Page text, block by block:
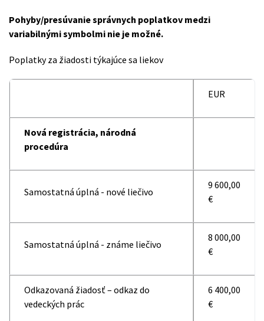
Pohyby/presúvanie správnych poplatkov medzi
variabilnými symbolmi nie je možné.
Poplatky za žiadosti týkajúce sa liekov
EUR
Nová registrácia, národná
procedúra
Samostatná úplná - nové liečivo
9 600,00
€
Samostatná úplná - známe liečivo
8 000,00
€
Odkazovaná žiadosť – odkaz do
vedeckých prác
6 400,00
€